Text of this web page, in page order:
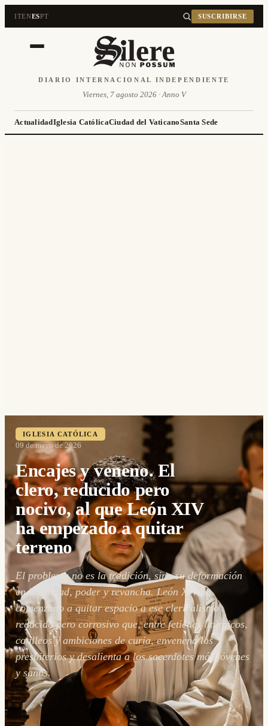
ITENESPT SUSCRIBIRSE
DIARIO INTERNACIONAL INDEPENDIENTE
Viernes, 7 agosto 2026 · Anno V
ActualidadIglesia CatólicaCiudad del VaticanoSanta Sede
IGLESIA CATÓLICA
09 de mayo de 2026
Encajes y veneno. El
clero, reducido pero
nocivo, al que León XIV
ha empezado a quitar
terreno
El problema no es la tradición, sino su deformación
en identidad, poder y revancha. León XIV ha
comenzado a quitar espacio a ese clericalismo
reducido pero corrosivo que, entre fetiches litúrgicos,
cotilleos y ambiciones de curia, envenena los
presbiterios y desalienta a los sacerdotes más jóvenes
y sanos.